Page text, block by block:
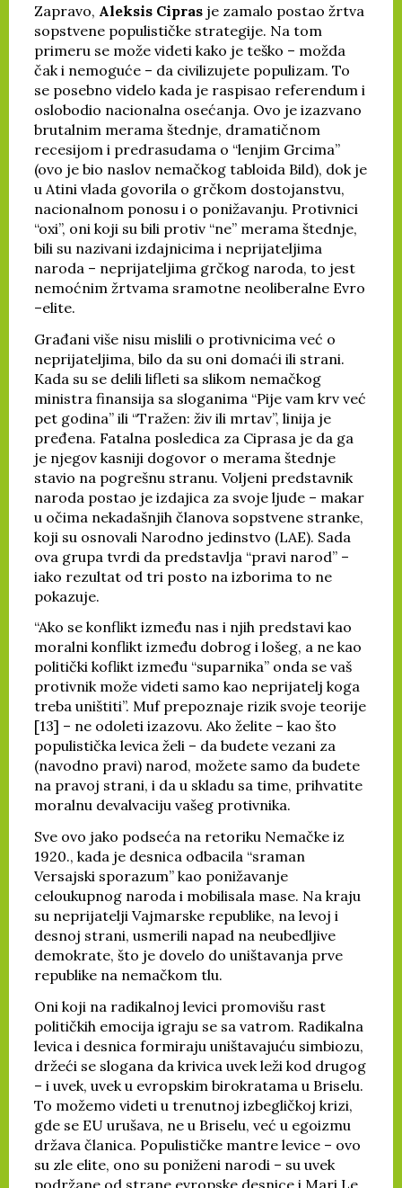
Zapravo, Aleksis Cipras je zamalo postao žrtva
sopstvene populističke strategije. Na tom
primeru se može videti kako je teško – možda
čak i nemoguće – da civilizujete populizam. To
se posebno videlo kada je raspisao referendum i
oslobodio nacionalna osećanja. Ovo je izazvano
brutalnim merama štednje, dramatičnom
recesijom i predrasudama o “lenjim Grcima”
(ovo je bio naslov nemačkog tabloida Bild), dok je
u Atini vlada govorila o grčkom dostojanstvu,
nacionalnom ponosu i o ponižavanju. Protivnici
“oxi”, oni koji su bili protiv “ne” merama štednje,
bili su nazivani izdajnicima i neprijateljima
naroda – neprijateljima grčkog naroda, to jest
nemoćnim žrtvama sramotne neoliberalne Evro
–elite.
Građani više nisu mislili o protivnicima već o
neprijateljima, bilo da su oni domaći ili strani.
Kada su se delili lifleti sa slikom nemačkog
ministra finansija sa sloganima “Pije vam krv već
pet godina” ili “Tražen: živ ili mrtav”, linija je
pređena. Fatalna posledica za Ciprasa je da ga
je njegov kasniji dogovor o merama štednje
stavio na pogrešnu stranu. Voljeni predstavnik
naroda postao je izdajica za svoje ljude – makar
u očima nekadašnjih članova sopstvene stranke,
koji su osnovali Narodno jedinstvo (LAE). Sada
ova grupa tvrdi da predstavlja “pravi narod” –
iako rezultat od tri posto na izborima to ne
pokazuje.
“Ako se konflikt između nas i njih predstavi kao
moralni konflikt između dobrog i lošeg, a ne kao
politički koflikt između “suparnika” onda se vaš
protivnik može videti samo kao neprijatelj koga
treba uništiti”. Muf prepoznaje rizik svoje teorije
[13] – ne odoleti izazovu. Ako želite – kao što
populistička levica želi – da budete vezani za
(navodno pravi) narod, možete samo da budete
na pravoj strani, i da u skladu sa time, prihvatite
moralnu devalvaciju vašeg protivnika.
Sve ovo jako podseća na retoriku Nemačke iz
1920., kada je desnica odbacila “sraman
Versajski sporazum” kao ponižavanje
celoukupnog naroda i mobilisala mase. Na kraju
su neprijatelji Vajmarske republike, na levoj i
desnoj strani, usmerili napad na neubedljive
demokrate, što je dovelo do uništavanja prve
republike na nemačkom tlu.
Oni koji na radikalnoj levici promovišu rast
političkih emocija igraju se sa vatrom. Radikalna
levica i desnica formiraju uništavajuću simbiozu,
držeći se slogana da krivica uvek leži kod drugog
– i uvek, uvek u evropskim birokratama u Briselu.
To možemo videti u trenutnoj izbegličkoj krizi,
gde se EU urušava, ne u Briselu, već u egoizmu
država članica. Populističke mantre levice – ovo
su zle elite, ono su poniženi narodi – su uvek
podržane od strane evropske desnice i Mari Le